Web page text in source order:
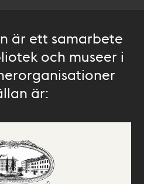
är ett samarbete
och museer i
är: